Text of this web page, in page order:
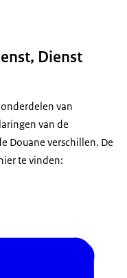
Dienst
van
van de
Douane verschillen. De
te vinden: